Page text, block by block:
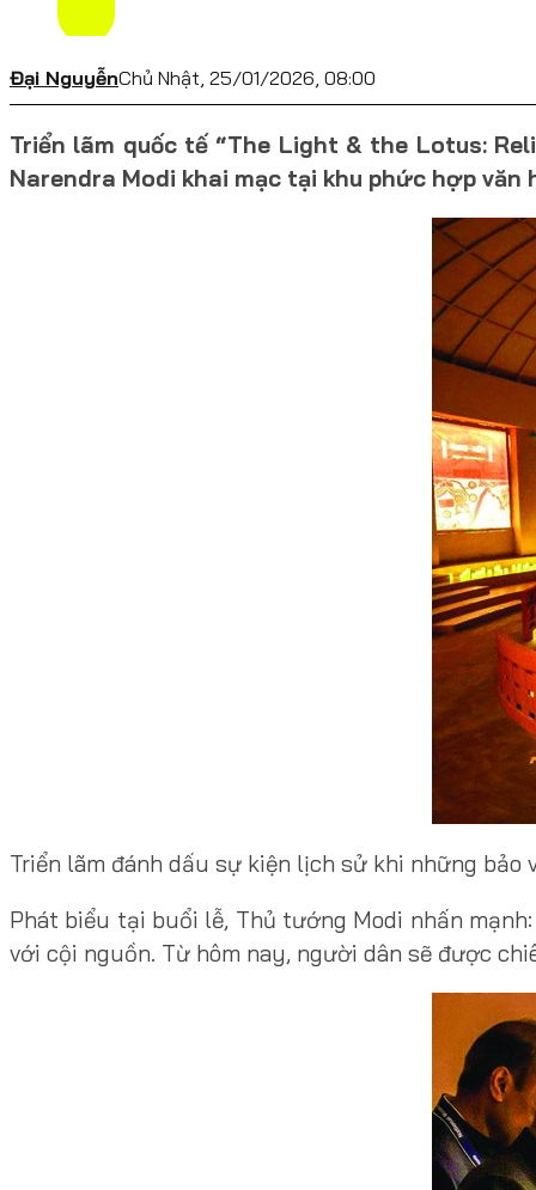
Đại NguyễnChủ Nhật, 25/01/2026, 08:00
Triển lãm quốc tế “The Light & the Lotus:
Narendra Modi khai mạc tại khu phức hợp văn
Triển lãm đánh dấu sự kiện lịch sử khi những
Phát biểu tại buổi lễ, Thủ tướng Modi nhấn
với cội nguồn. Từ hôm nay, người dân sẽ được